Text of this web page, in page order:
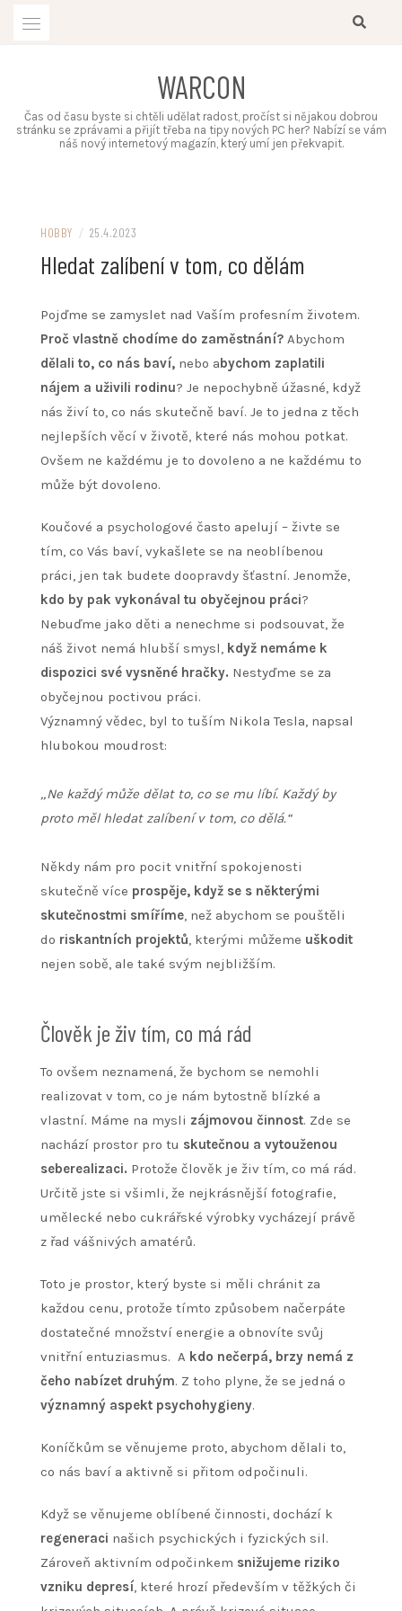
WARCON
Čas od času byste si chtěli udělat radost, pročíst si nějakou dobrou
stránku se zprávami a přijít třeba na tipy nových PC her? Nabízí se vám
náš nový internetový magazín, který umí jen překvapit.
HOBBY / 25.4.2023
Hledat zalíbení v tom, co dělám
Pojďme se zamyslet nad Vaším profesním životem.
Proč vlastně chodíme do zaměstnání? Abychom
dělali to, co nás baví, nebo abychom zaplatili
nájem a uživili rodinu? Je nepochybně úžasné, když
nás živí to, co nás skutečně baví. Je to jedna z těch
nejlepších věcí v životě, které nás mohou potkat.
Ovšem ne každému je to dovoleno a ne každému to
může být dovoleno.
Koučové a psychologové často apelují – živte se
tím, co Vás baví, vykašlete se na neoblíbenou
práci, jen tak budete doopravdy šťastní. Jenomže,
kdo by pak vykonával tu obyčejnou práci?
Nebuďme jako děti a nenechme si podsouvat, že
náš život nemá hlubší smysl, když nemáme k
dispozici své vysněné hračky. Nestyďme se za
obyčejnou poctivou práci.
Významný vědec, byl to tuším Nikola Tesla, napsal
hlubokou moudrost:
„Ne každý může dělat to, co se mu líbí. Každý by
proto měl hledat zalíbení v tom, co dělá.“
Někdy nám pro pocit vnitřní spokojenosti
skutečně více prospěje, když se s některými
skutečnostmi smíříme, než abychom se pouštěli
do riskantních projektů, kterými můžeme uškodit
nejen sobě, ale také svým nejbližším.
Člověk je živ tím, co má rád
To ovšem neznamená, že bychom se nemohli
realizovat v tom, co je nám bytostně blízké a
vlastní. Máme na mysli zájmovou činnost. Zde se
nachází prostor pro tu skutečnou a vytouženou
seberealizaci. Protože člověk je živ tím, co má rád.
Určitě jste si všimli, že nejkrásnější fotografie,
umělecké nebo cukrářské výrobky vycházejí právě
z řad vášnivých amatérů.
Toto je prostor, který byste si měli chránit za
každou cenu, protože tímto způsobem načerpáte
dostatečné množství energie a obnovíte svůj
vnitřní entuziasmus. A kdo nečerpá, brzy nemá z
čeho nabízet druhým. Z toho plyne, že se jedná o
významný aspekt psychohygieny.
Koníčkům se věnujeme proto, abychom dělali to,
co nás baví a aktivně si přitom odpočinuli.
Když se věnujeme oblíbené činnosti, dochází k
regeneraci našich psychických i fyzických sil.
Zároveň aktivním odpočinkem snižujeme riziko
vzniku depresí, které hrozí především v těžkých či